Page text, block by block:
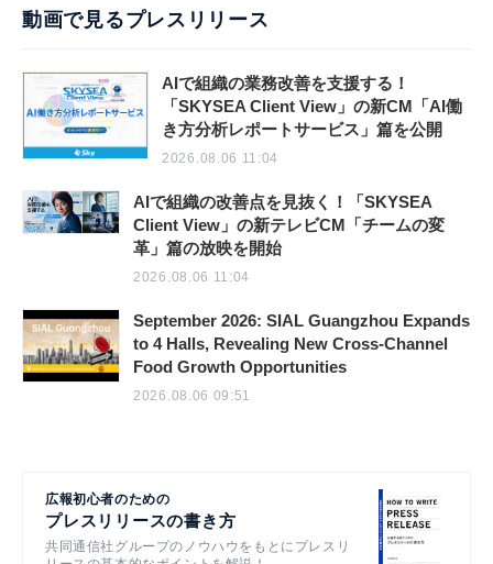
動画で見るプレスリリース
AIで組織の業務改善を支援する！
「SKYSEA Client View」の新CM「AI働
き方分析レポートサービス」篇を公開
2026.08.06 11:04
AIで組織の改善点を見抜く！「SKYSEA
Client View」の新テレビCM「チームの変
革」篇の放映を開始
2026.08.06 11:04
September 2026: SIAL Guangzhou Expands
to 4 Halls, Revealing New Cross-Channel
Food Growth Opportunities
2026.08.06 09:51
広報初心者のための
プレスリリースの書き方
共同通信社グループのノウハウをもとにプレスリ